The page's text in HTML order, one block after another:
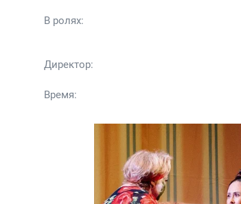
В ролях:
Директор:
Время: